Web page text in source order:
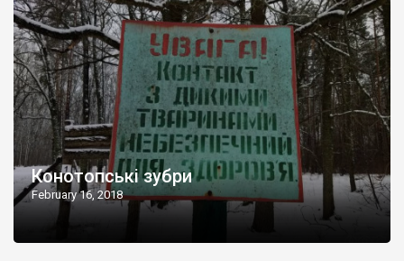
Конотопські зубри
February 16, 2018